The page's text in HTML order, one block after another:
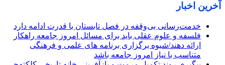
آخرین اخبار
خدمت‌رسانی بی‌وقفه در فصل تابستان با قدرت ادامه دارد
فلسفه و علوم عقلی باید برای مسائل امروز جامعه راهکار
ارائه دهند/شیوه برگزاری برنامه‌ های علمی و فرهنگی
متناسب با نیاز امروز جامعه باشد